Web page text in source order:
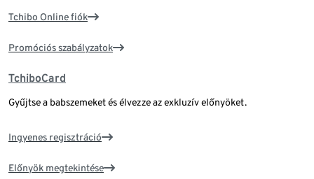
Tchibo Online fiók
Promóciós szabályzatok
TchiboCard
Gyűjtse a babszemeket és élvezze az exkluzív előnyöket.
Ingyenes regisztráció
Előnyök megtekintése